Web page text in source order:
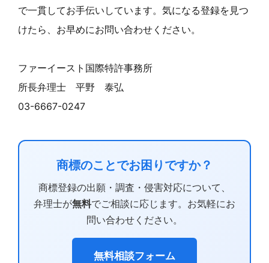
で一貫してお手伝いしています。気になる登録を見つ
けたら、お早めにお問い合わせください。
ファーイースト国際特許事務所
所長弁理士 平野 泰弘
03-6667-0247
商標のことでお困りですか？
商標登録の出願・調査・侵害対応について、
弁理士が無料でご相談に応じます。お気軽にお
問い合わせください。
無料相談フォーム